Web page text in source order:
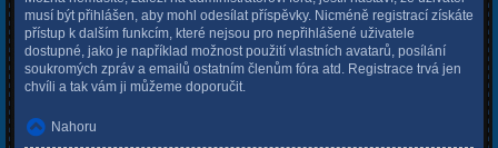
musí být přihlášen, aby mohl odesílat příspěvky. Nicméně registrací získáte
přístup k dalším funkcím, které nejsou pro nepřihlášené uživatele
dostupné, jako je například možnost použití vlastních avatarů, posílání
soukromých zpráv a emailů ostatním členům fóra atd. Registrace trvá jen
chvíli a tak vám ji můžeme doporučit.
Nahoru